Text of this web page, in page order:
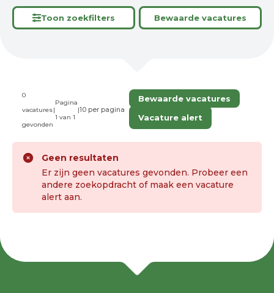
Toon zoekfilters Bewaarde vacatures
0
vacatures
gevonden
|
Pagina
1 van 1
|
Bewaarde vacatures
Vacature alert
Geen resultaten
Er zijn geen vacatures gevonden. Probeer een
andere zoekopdracht of maak een vacature
alert aan.